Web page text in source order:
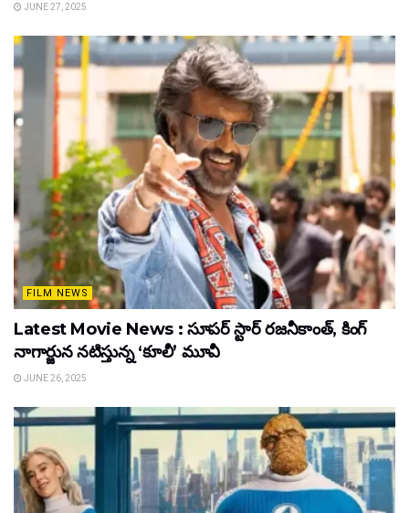
JUNE 27, 2025
FILM NEWS
Latest Movie News : సూపర్ స్టార్ రజనీకాంత్, కింగ్
నాగార్జున నటిస్తున్న ‘కూలీ’ మూవీ
JUNE 26, 2025